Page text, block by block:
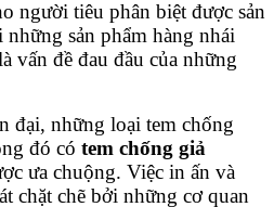
người tiêu phân biệt được sản
sản phẩm hàng nhái
đề đau đầu của những
đại, những loại tem chống
đó có tem chống giả
ưa chuộng. Việc in ấn và
chặt chẽ bởi những cơ quan